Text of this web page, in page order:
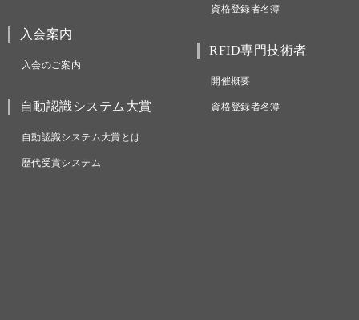
入会案内
入会のご案内
自動認識システム大賞
自動認識システム大賞とは
歴代受賞システム
資格登録者名簿
RFID専門技術者
開催概要
資格登録者名簿